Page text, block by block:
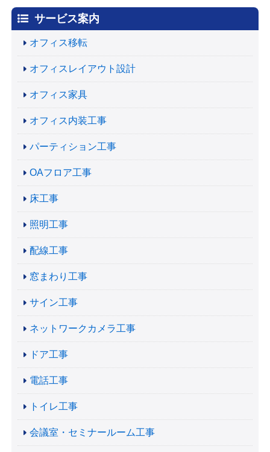
サービス案内
オフィス移転
オフィスレイアウト設計
オフィス家具
オフィス内装工事
パーティション工事
OAフロア工事
床工事
照明工事
配線工事
窓まわり工事
サイン工事
ネットワークカメラ工事
ドア工事
電話工事
トイレ工事
会議室・セミナールーム工事